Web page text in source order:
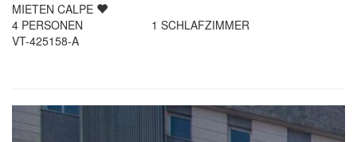
MIETEN CALPE
4 PERSONEN 1 SCHLAFZIMMER
VT-425158-A